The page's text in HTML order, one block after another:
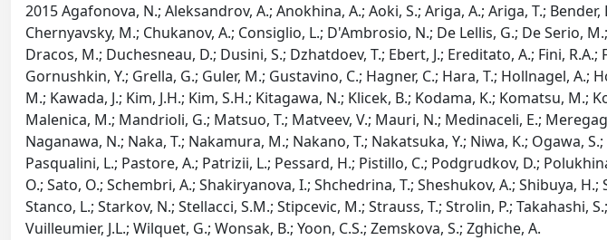
2015 Agafonova, N.; Aleksandrov, A.; Anokhina, A.; Aoki, S.; Ariga, A.; Ariga, T.;
Chernyavsky, M.; Chukanov, A.; Consiglio, L.; D'Ambrosio, N.; De Lellis, G.; De Serio,
Dracos, M.; Duchesneau, D.; Dusini, S.; Dzhatdoev, T.; Ebert, J.; Ereditato, A.; Fini,
Gornushkin, Y.; Grella, G.; Guler, M.; Gustavino, C.; Hagner, C.; Hara, T.; Hollnagel,
M.; Kawada, J.; Kim, J.H.; Kim, S.H.; Kitagawa, N.; Klicek, B.; Kodama, K.; Komatsu,
Malenica, M.; Mandrioli, G.; Matsuo, T.; Matveev, V.; Mauri, N.; Medinaceli, E.;
Naganawa, N.; Naka, T.; Nakamura, M.; Nakano, T.; Nakatsuka, Y.; Niwa, K.; Ogawa,
Pasqualini, L.; Pastore, A.; Patrizii, L.; Pessard, H.; Pistillo, C.; Podgrudkov, D.;
O.; Sato, O.; Schembri, A.; Shakiryanova, I.; Shchedrina, T.; Sheshukov, A.; Shibuya,
Stanco, L.; Starkov, N.; Stellacci, S.M.; Stipcevic, M.; Strauss, T.; Strolin, P.; Takahashi,
Vuilleumier, J.L.; Wilquet, G.; Wonsak, B.; Yoon, C.S.; Zemskova, S.; Zghiche, A.